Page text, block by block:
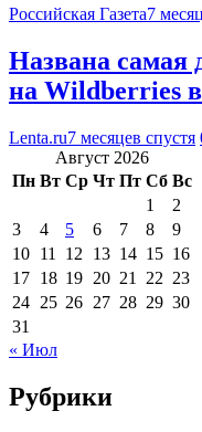
Российская Газета7
Названа самая
на Wildberries в
Lenta.ru7 месяцев спустя
Август 2026
Пн Вт Ср Чт Пт Сб Вс
1
2
3
4 5 6 7 8
9
10 11 12 13 14 15 16
17 18 19 20 21 22 23
24 25 26 27 28 29 30
31
« Июл
Рубрики